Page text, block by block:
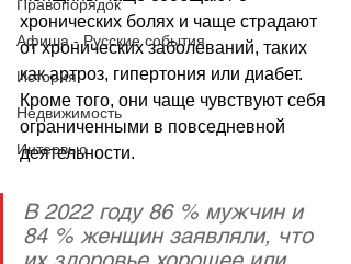
Правопорядок
Афиша - Русские события
История
Недвижимость
Интервью
хронических болях и чаще страдают
от хронических заболеваний, таких
как артроз, гипертония или диабет.
Кроме того, они чаще чувствуют себя
ограниченными в повседневной
деятельности.
В 2022 году 86 % мужчин и
84 % женщин заявляли, что